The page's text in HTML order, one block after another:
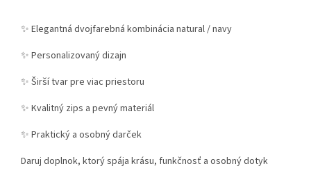
✨ Elegantná dvojfarebná kombinácia natural / navy
✨ Personalizovaný dizajn
✨ Širší tvar pre viac priestoru
✨ Kvalitný zips a pevný materiál
✨ Praktický a osobný darček
Daruj doplnok, ktorý spája krásu, funkčnosť a osobný dotyk